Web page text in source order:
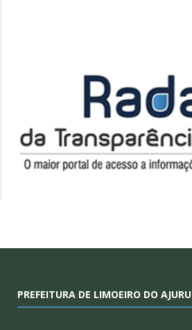
PREFEITURA DE LIMOEIRO DO AJURU